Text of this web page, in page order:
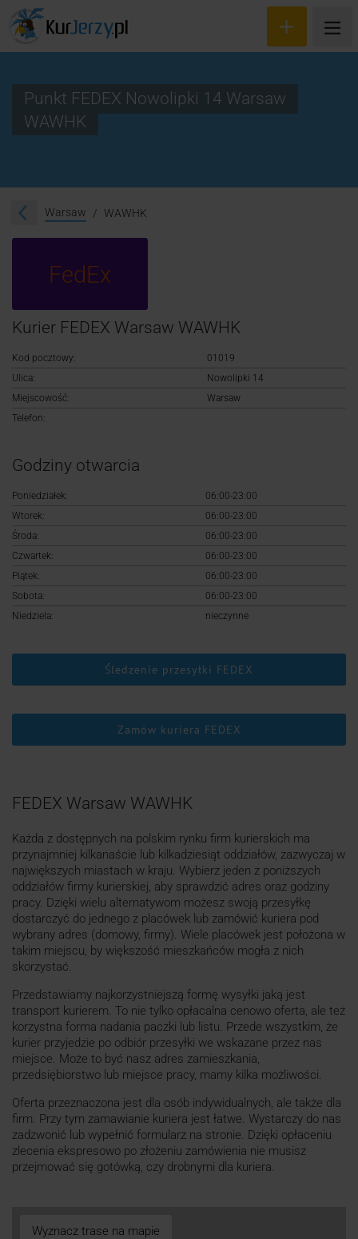
Śledzenie przesyłki
Logowanie
Punkt FEDEX Nowolipki 14 Warsaw
WAWHK
Warsaw WAWHK
FedEx
Kurier FEDEX Warsaw WAWHK
Kod pocztowy:
01019
Ulica:
Nowolipki 14
Miejscowość:
Warsaw
Telefon:
Godziny otwarcia
Poniedziałek:
06:00-23:00
Wtorek:
06:00-23:00
Środa:
06:00-23:00
Czwartek:
06:00-23:00
Piątek:
06:00-23:00
Sobota:
06:00-23:00
Niedziela:
nieczynne
Śledzenie przesyłki FEDEX
Zamów kuriera FEDEX
FEDEX Warsaw WAWHK
Każda z dostępnych na polskim rynku firm kurierskich ma
przynajmniej kilkanaście lub kilkadziesiąt oddziałów, zazwyczaj w
największych miastach w kraju. Wybierz jeden z poniższych
oddziałów firmy kurierskiej, aby sprawdzić adres oraz godziny
pracy. Dzięki wielu alternatywom możesz swoją przesyłkę
dostarczyć do jednego z placówek lub zamówić kuriera pod
wybrany adres (domowy, firmy). Wiele placówek jest położona w
takim miejscu, by większość mieszkańców mogła z nich
skorzystać.
Przedstawiamy najkorzystniejszą formę wysyłki jaką jest
transport kurierem. To nie tylko opłacalna cenowo oferta, ale też
korzystna forma nadania paczki lub listu. Przede wszystkim, że
kurier przyjedzie po odbiór przesyłki we wskazane przez nas
miejsce. Może to być nasz adres zamieszkania,
przedsiębiorstwo lub miejsce pracy, mamy kilka możliwości.
Oferta przeznaczona jest dla osób indywidualnych, ale także dla
firm. Przy tym zamawianie kuriera jest łatwe. Wystarczy do nas
zadzwonić lub wypełnić formularz na stronie. Dzięki opłaceniu
zlecenia ekspresowo po złożeniu zamówienia nie musisz
przejmować się gotówką, czy drobnymi dla kuriera.
Wyznacz trase na mapie